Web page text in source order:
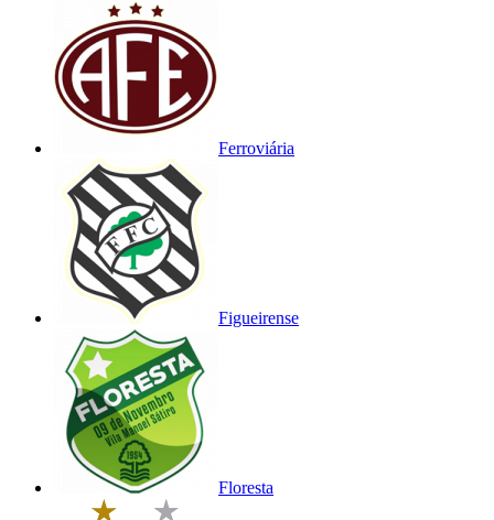
Ferroviária
Figueirense
Floresta